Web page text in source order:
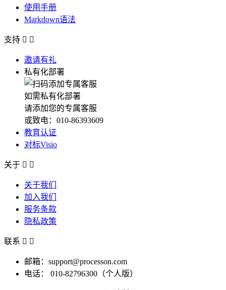
使用手册
Markdown语法
支持  
邀请有礼
私有化部署
如需私有化部署
请添加您的专属客服
或致电：010-86393609
教育认证
对标Visio
关于  
关于我们
加入我们
服务条款
隐私政策
联系  
邮箱：support@processon.com
电话：
010-82796300（个人版）